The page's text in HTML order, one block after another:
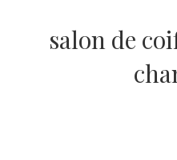
salon de